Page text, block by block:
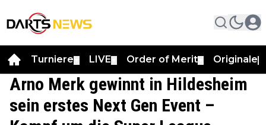
Turniere LIVE Order of Merit Originale
Arno Merk gewinnt in Hildesheim
sein erstes Next Gen Event –